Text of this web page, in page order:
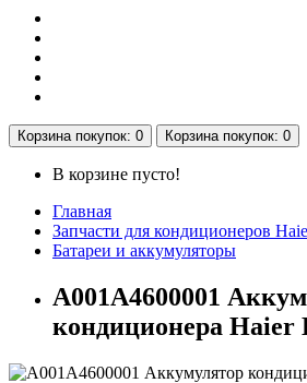
Корзинапокупок: 0 Корзинапокупок: 0
В корзине пусто!
Главная
Запчасти для кондиционеров
Батареи и аккумуляторы
A001A4600001
кондиционера Haier